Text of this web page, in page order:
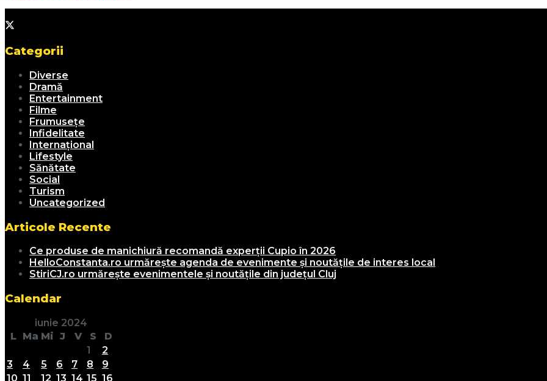
Categorii
Diverse
Dramă
Entertainment
Filme
Frumusețe
Infidelitate
Internațional
Lifestyle
Sănătate
Social
Turism
Uncategorized
Articole Recente
Ce produse de manichiură recomandă experții Cupio în 2026
HelloConstanta.ro urmărește agenda de evenimente și noutățile de interes local
StiriCJ.ro urmărește evenimentele și noutățile din județul Cluj
Calendar
iunie 2024
L Ma Mi J V S
D
1
2
3
4 5 6 7 8
9
10 11 12 13 14 15 16